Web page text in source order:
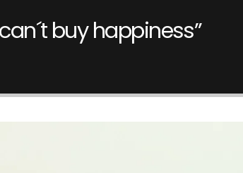
buy happiness”